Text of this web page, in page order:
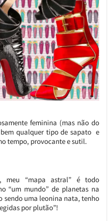
feminina (mas não do
qualquer tipo de sapato e
tempo, provocante e sutil.
meu “mapa astral” é todo
“um mundo” de planetas na
sendo uma leonina nata, tenho
por plutão”!